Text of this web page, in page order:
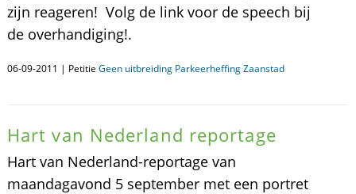
zijn reageren! Volg de link voor de speech bij
de overhandiging!.
06-09-2011 | Petitie Geen uitbreiding Parkeerheffing Zaanstad
Hart van Nederland reportage
Hart van Nederland-reportage van
maandagavond 5 september met een portret